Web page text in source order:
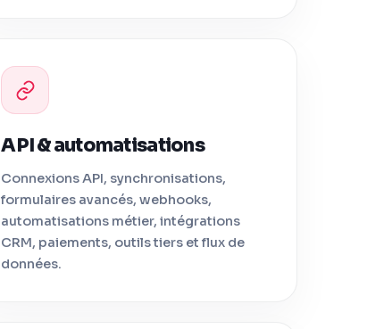
API & automatisations
Connexions API, synchronisations,
formulaires avancés, webhooks,
automatisations métier, intégrations
CRM, paiements, outils tiers et flux de
données.